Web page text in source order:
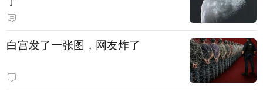
白宫发了一张图，网友炸了